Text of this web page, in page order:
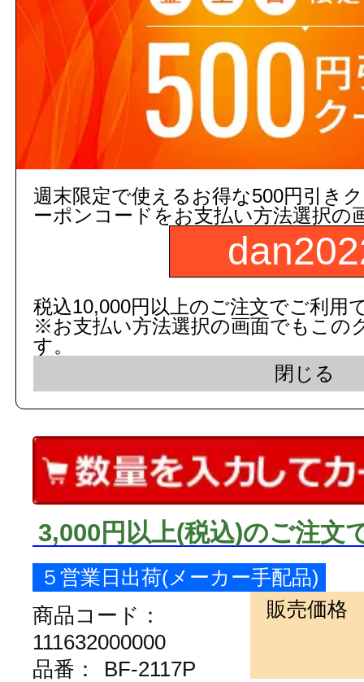
お気に入りに追加
お届け先や商品によっては送料
ます。
13時までのご注文で当日出荷(在
時までのご注文された場合に限り
翌営業日出荷となります。
【ご注意ください】 商品名や
ト数が入っていない場合、単
注文の際の合計金額は発注単
3,000円以上(税込)のご注文
５営業日出荷(メーカー手配品)
商品コード：
111632000000
品番：
BF-2117P
販売価格
週末限定で使えるお得な500円引き
ーポンコードをお支払い方法選択の
税込10,000円以上のご注文でご利用
※お支払い方法選択の画面でもこの
す。
閉じる